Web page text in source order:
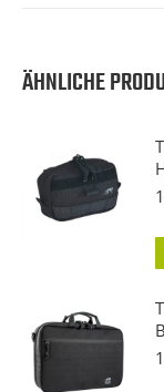
ÄHNLICHE